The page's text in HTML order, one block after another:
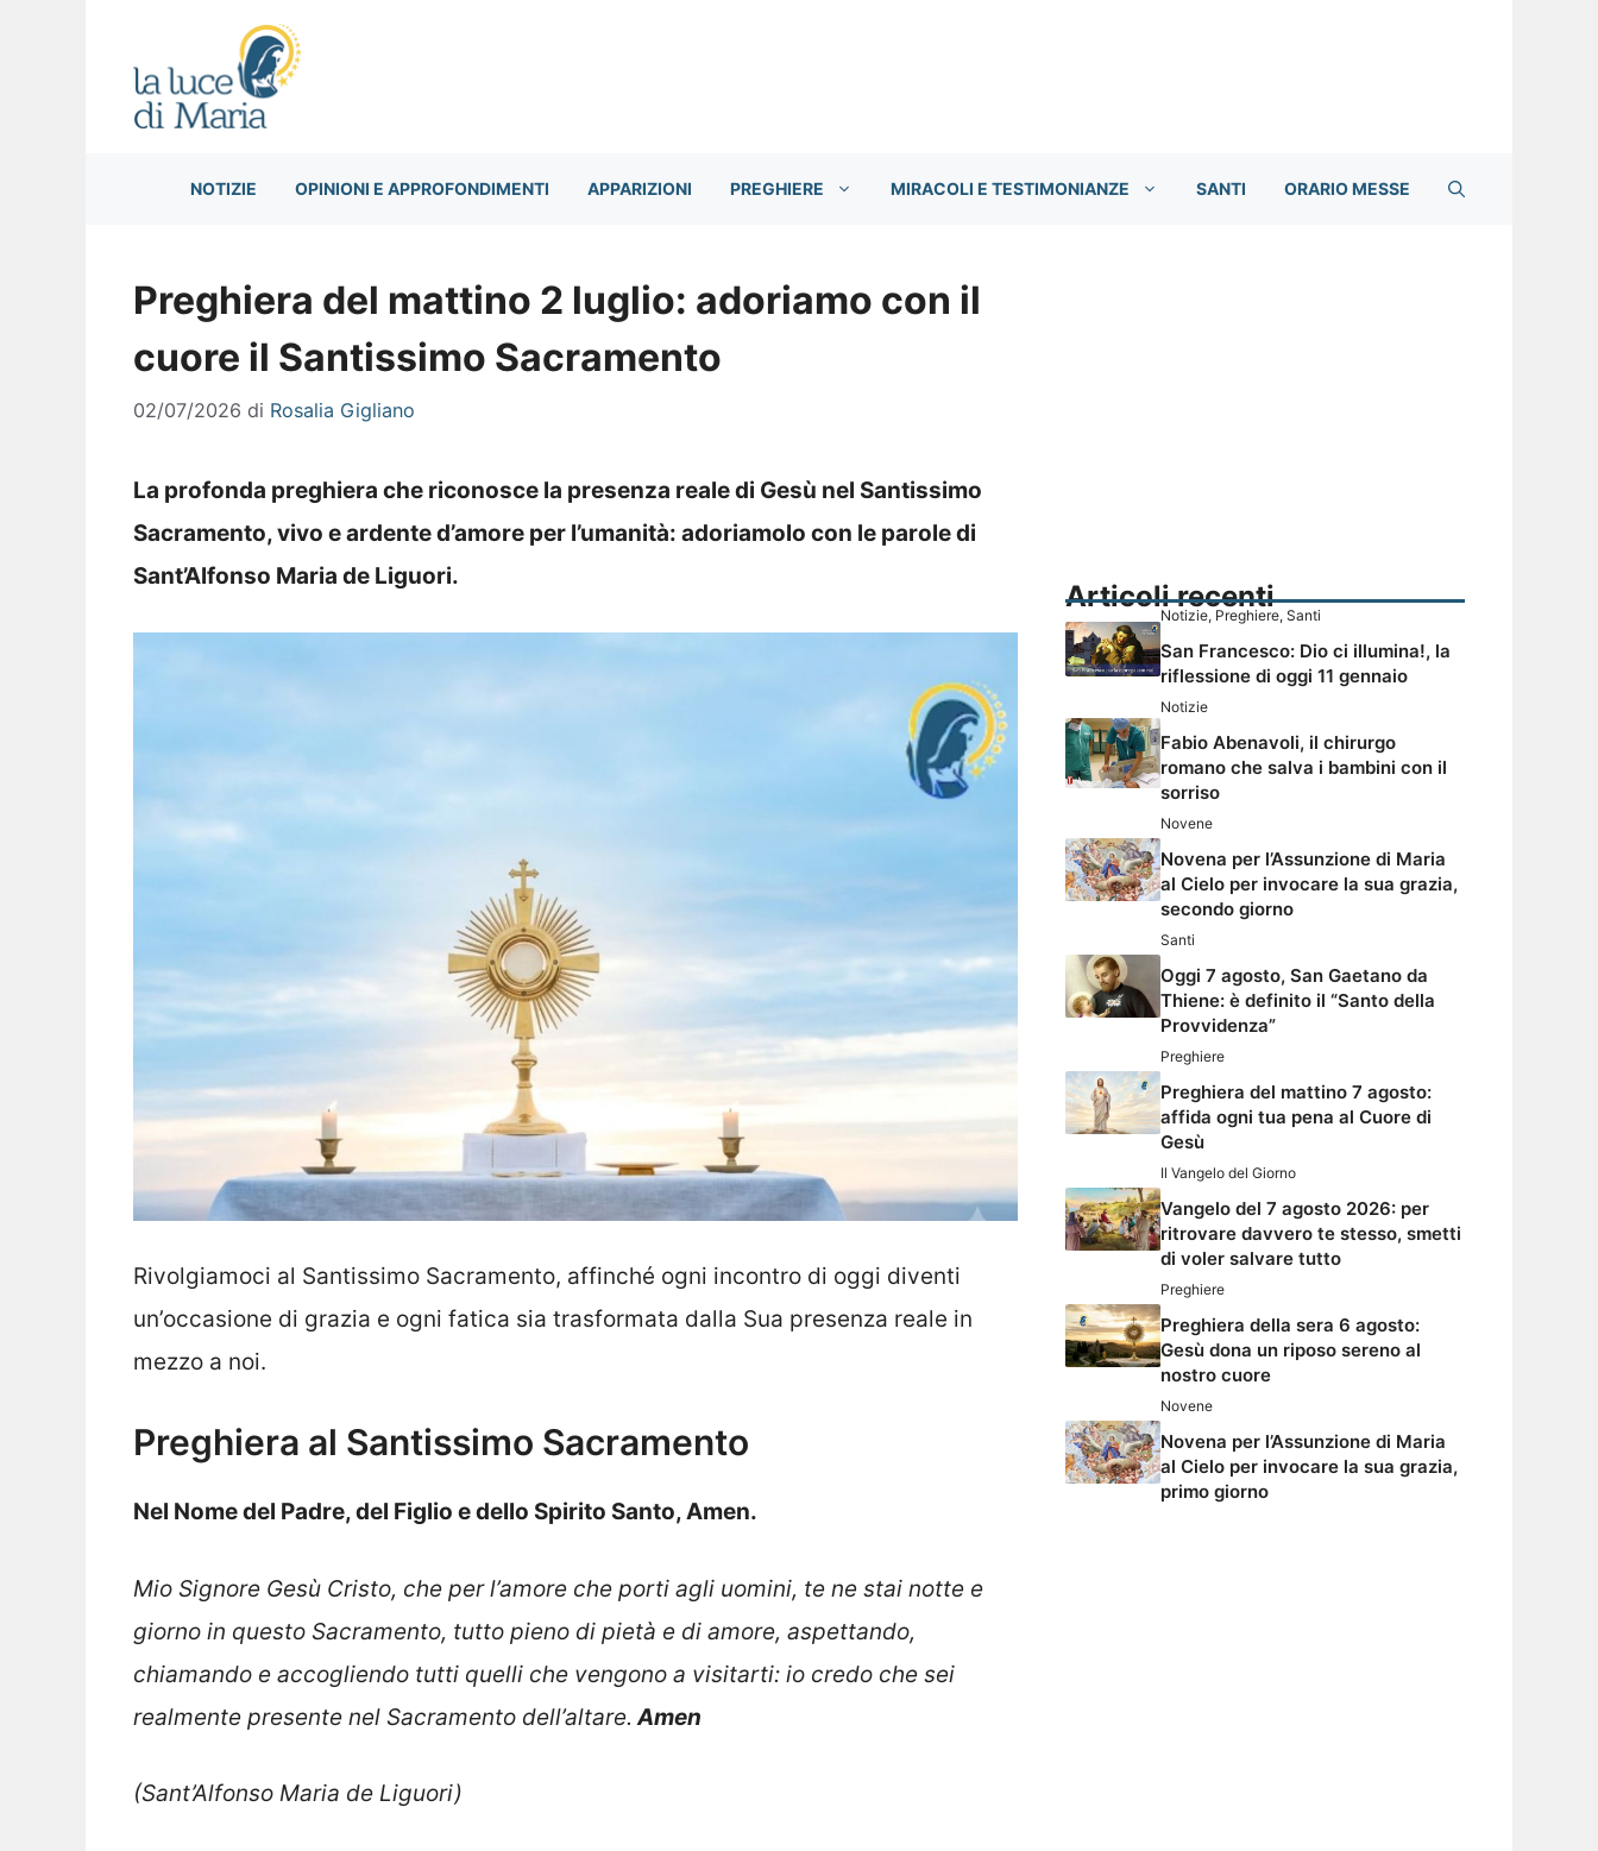
NOTIZIE OPINIONI E APPROFONDIMENTI APPARIZIONI PREGHIERE MIRACOLI E TESTIMONIANZE SANTI ORARIO MESSE
Preghiera del mattino 2 luglio: adoriamo con il
cuore il Santissimo Sacramento
02/07/2026 di Rosalia Gigliano
La profonda preghiera che riconosce la presenza reale di Gesù nel Santissimo
Sacramento, vivo e ardente d’amore per l’umanità: adoriamolo con le parole di
Sant’Alfonso Maria de Liguori.
Rivolgiamoci al Santissimo Sacramento, affinché ogni incontro di oggi diventi
un’occasione di grazia e ogni fatica sia trasformata dalla Sua presenza reale in
mezzo a noi.
Preghiera al Santissimo Sacramento
Nel Nome del Padre, del Figlio e dello Spirito Santo, Amen.
Mio Signore Gesù Cristo, che per l’amore che porti agli uomini, te ne stai notte e
giorno in questo Sacramento, tutto pieno di pietà e di amore, aspettando,
chiamando e accogliendo tutti quelli che vengono a visitarti: io credo che sei
realmente presente nel Sacramento dell’altare. Amen
(Sant’Alfonso Maria de Liguori)
Articoli recenti
Notizie, Preghiere, Santi
San Francesco: Dio ci illumina!, la
riflessione di oggi 11 gennaio
Notizie
Fabio Abenavoli, il chirurgo
romano che salva i bambini con il
sorriso
Novene
Novena per l’Assunzione di Maria
al Cielo per invocare la sua grazia,
secondo giorno
Santi
Oggi 7 agosto, San Gaetano da
Thiene: è definito il “Santo della
Provvidenza”
Preghiere
Preghiera del mattino 7 agosto:
affida ogni tua pena al Cuore di
Gesù
Il Vangelo del Giorno
Vangelo del 7 agosto 2026: per
ritrovare davvero te stesso, smetti
di voler salvare tutto
Preghiere
Preghiera della sera 6 agosto:
Gesù dona un riposo sereno al
nostro cuore
Novene
Novena per l’Assunzione di Maria
al Cielo per invocare la sua grazia,
primo giorno